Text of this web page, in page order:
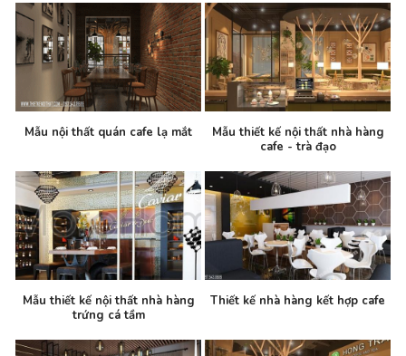
Mẫu nội thất quán cafe lạ mắt
Mẫu thiết kế nội thất nhà hàng
cafe - trà đạo
Mẫu thiết kế nội thất nhà hàng
trứng cá tầm
Thiết kế nhà hàng kết hợp cafe